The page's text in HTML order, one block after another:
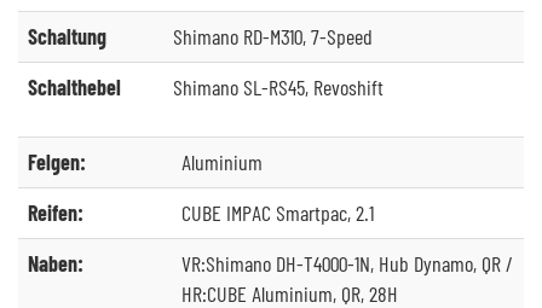
Schaltung
Shimano RD-M310, 7-Speed
Schalthebel
Shimano SL-RS45, Revoshift
Felgen:
Aluminium
Reifen:
CUBE IMPAC Smartpac, 2.1
Naben:
VR:Shimano DH-T4000-1N, Hub Dynamo, QR /
HR:CUBE Aluminium, QR, 28H